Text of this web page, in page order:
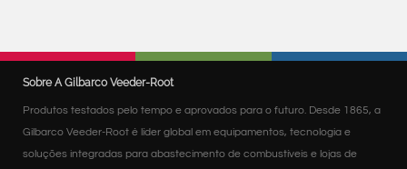
Sobre A Gilbarco Veeder-Root
Produtos testados pelo tempo e aprovados para o futuro. Desde 1865, a
Gilbarco Veeder-Root é líder global em equipamentos, tecnologia e
soluções integradas para abastecimento de combustíveis e lojas de